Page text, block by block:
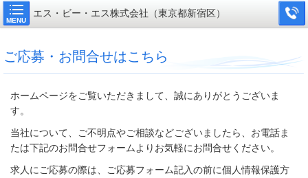
MENU
エス・ビー・エス株式会社（東京都新宿区）
ご応募・お問合せはこちら
ホームページをご覧いただきまして、誠にありがとうございま
す。
当社について、ご不明点やご相談などございましたら、お電話ま
たは下記のお問合せフォームよりお気軽にお問合せください。
求人にご応募の際は、ご応募フォーム記入の前に個人情報保護方